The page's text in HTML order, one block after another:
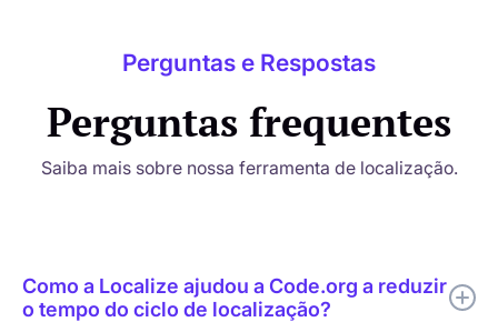
Perguntas e Respostas
Perguntas frequentes
Saiba mais sobre nossa ferramenta de localização.
Como a Localize ajudou a Code.org a reduzir
o tempo do ciclo de localização?